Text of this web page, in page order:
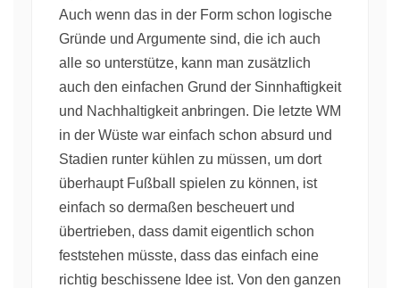
Auch wenn das in der Form schon logische
Gründe und Argumente sind, die ich auch
alle so unterstütze, kann man zusätzlich
auch den einfachen Grund der Sinnhaftigkeit
und Nachhaltigkeit anbringen. Die letzte WM
in der Wüste war einfach schon absurd und
Stadien runter kühlen zu müssen, um dort
überhaupt Fußball spielen zu können, ist
einfach so dermaßen bescheuert und
übertrieben, dass damit eigentlich schon
feststehen müsste, dass das einfach eine
richtig beschissene Idee ist. Von den ganzen